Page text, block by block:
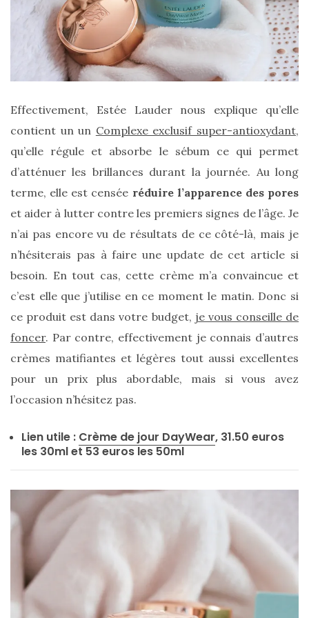
Les
sacs
tendances
printemps
été
2026
:
ma
sélection
et
pratique
au
09/05/2026
Effectivement, Estée Lauder nous explique qu’elle
contient un un Complexe exclusif super-antioxydant,
qu’elle régule et absorbe le sébum ce qui permet
d’atténuer les brillances durant la journée. Au long
terme, elle est censée réduire l’apparence des pores
et aider à lutter contre les premiers signes de l’âge. Je
n’ai pas encore vu de résultats de ce côté-là, mais je
n’hésiterais pas à faire une update de cet article si
besoin. En tout cas, cette crème m’a convaincue et
c’est elle que j’utilise en ce moment le matin. Donc si
ce produit est dans votre budget, je vous conseille de
foncer. Par contre, effectivement je connais d’autres
crèmes matifiantes et légères tout aussi excellentes
pour un prix plus abordable, mais si vous avez
l’occasion n’hésitez pas.
Lien utile : Crème de jour DayWear, 31.50 euros
les 30ml et 53 euros les 50ml